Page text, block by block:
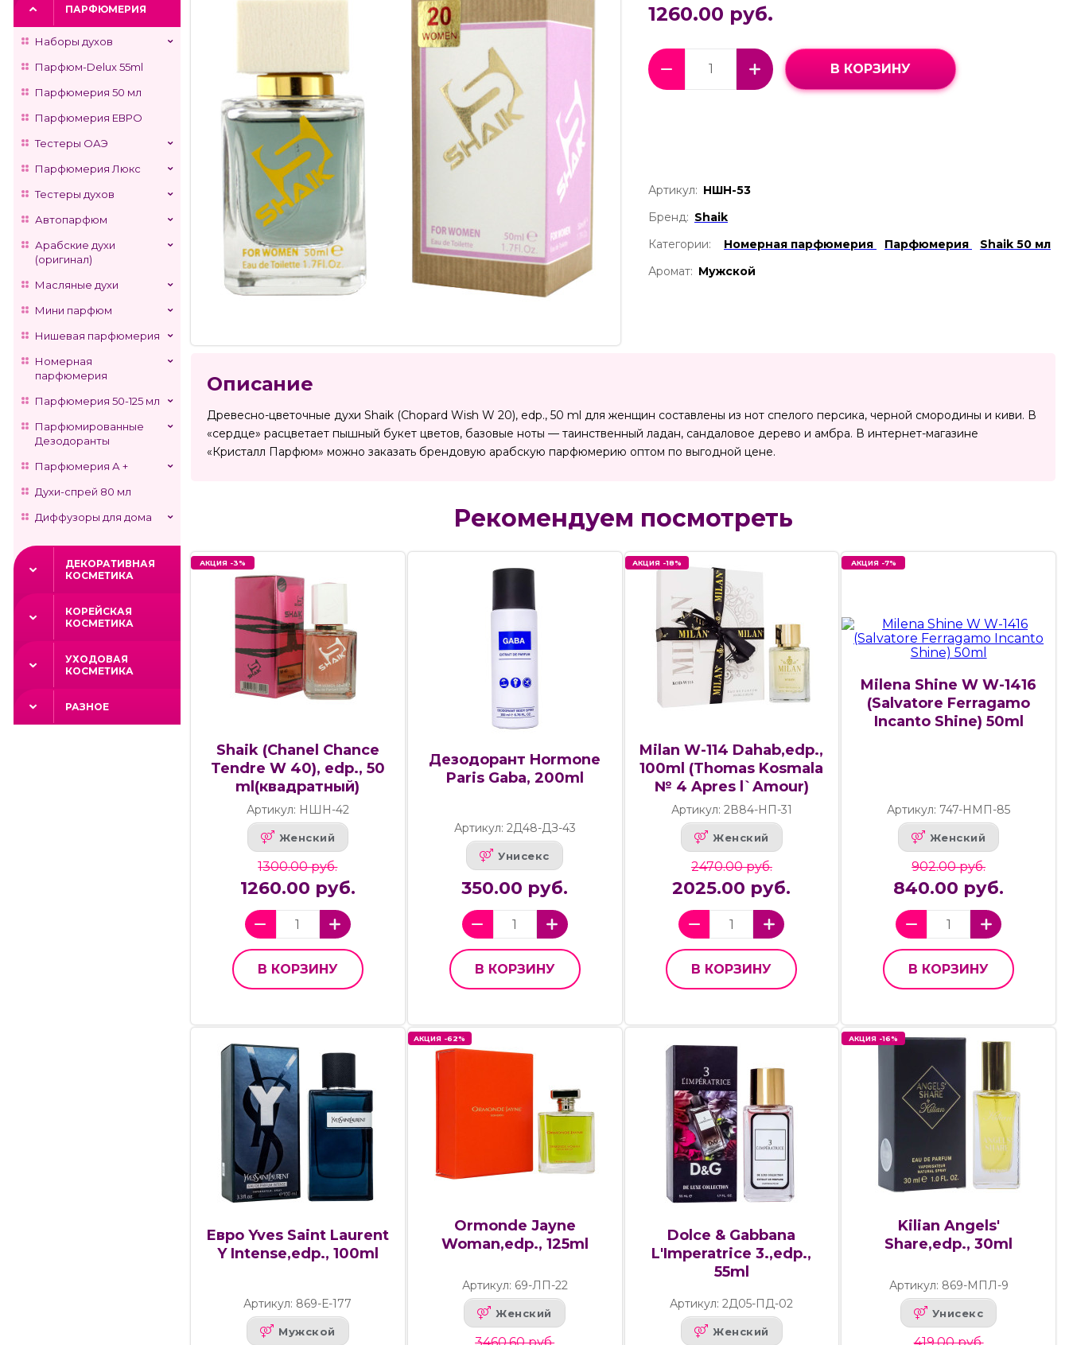
ПАРФЮМЕРИЯ
Наборы духов
Парфюм-Delux 55ml
Парфюмерия 50 мл
Парфюмерия ЕВРО
Тестеры ОАЭ
Парфюмерия Люкс
Тестеры духов
Автопарфюм
Арабские духи
(оригинал)
Масляные духи
Мини парфюм
Нишевая парфюмерия
Номерная
парфюмерия
Парфюмерия 50-125 мл
Парфюмированные
Дезодоранты
Парфюмерия А +
Духи-спрей 80 мл
Диффузоры для дома
ДЕКОРАТИВНАЯ
КОСМЕТИКА
КОРЕЙСКАЯ
КОСМЕТИКА
УХОДОВАЯ
КОСМЕТИКА
РАЗНОЕ
1260.00 руб.
В КОРЗИНУ
Артикул: НШН-53
Бренд: Shaik
Категории:
Номерная парфюмерия Парфюмерия
Shaik 50 мл
Аромат: Мужской
Описание
Древесно-цветочные духи Shaik (Chopard Wish W 20), edp., 50 ml для женщин составлены из нот спелого персика, черной смородины и киви. В
«сердце» расцветает пышный букет цветов, базовые ноты — таинственный ладан, сандаловое дерево и амбра. В интернет-магазине
«Кристалл Парфюм» можно заказать брендовую арабскую парфюмерию оптом по выгодной цене.
Рекомендуем посмотреть
АКЦИЯ -3%
Shaik (Chanel Chance
Tendre W 40), edp., 50
ml(квадратный)
Артикул: НШН-42
Женский
1300.00 руб.
1260.00 руб.
В КОРЗИНУ
Дезодорант Hormone
Paris Gaba, 200ml
Артикул: 2Д48-ДЗ-43
Унисекс
350.00 руб.
В КОРЗИНУ
АКЦИЯ -18%
Milan W-114 Dahab,edp.,
100ml (Thomas Kosmala
№ 4 Apres l`Amour)
Артикул: 2В84-НП-31
Женский
2470.00 руб.
2025.00 руб.
В КОРЗИНУ
АКЦИЯ -7%
Milena Shine W W-1416
(Salvatore Ferragamo
Incanto Shine) 50ml
Артикул: 747-НМП-85
Женский
902.00 руб.
840.00 руб.
В КОРЗИНУ
Евро Yves Saint Laurent
Y Intense,edp., 100ml
Артикул: 869-Е-177
Мужской
АКЦИЯ -62%
Ormonde Jayne
Woman,edp., 125ml
Артикул: 69-ЛП-22
Женский
Dolce & Gabbana
L'Imperatrice 3.,edp.,
55ml
Артикул: 2Д05-ПД-02
Женский
АКЦИЯ -16%
Kilian Angels'
Share,edp., 30ml
Артикул: 869-МПЛ-9
Унисекс